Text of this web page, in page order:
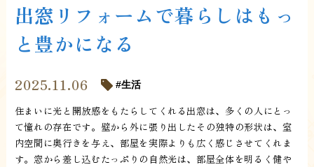
出窓リフォームで暮らしはもっ
と豊かになる
2025.11.06 生活
住まいに光と開放感をもたらしてくれる出窓は、多くの人にとっ
て憧れの存在です。壁から外に張り出したその独特の形状は、室
内空間に奥行きを与え、部屋を実際よりも広く感じさせてくれま
す。窓から差し込むたっぷりの自然光は、部屋全体を明るく健や